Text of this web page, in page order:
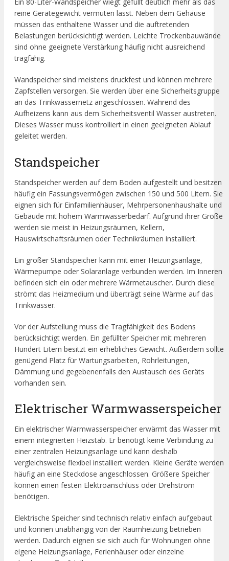
reine Gerätegewicht vermuten lässt. Neben dem Gehäuse
müssen das enthaltene Wasser und die auftretenden
Belastungen berücksichtigt werden. Leichte Trockenbauwände
sind ohne geeignete Verstärkung häufig nicht ausreichend
tragfähig.
Wandspeicher sind meistens druckfest und können mehrere
Zapfstellen versorgen. Sie werden über eine Sicherheitsgruppe
an das Trinkwassernetz angeschlossen. Während des
Aufheizens kann aus dem Sicherheitsventil Wasser austreten.
Dieses Wasser muss kontrolliert in einen geeigneten Ablauf
geleitet werden.
Standspeicher
Standspeicher werden auf dem Boden aufgestellt und besitzen
häufig ein Fassungsvermögen zwischen 150 und 500 Litern. Sie
eignen sich für Einfamilienhäuser, Mehrpersonenhaushalte und
Gebäude mit hohem Warmwasserbedarf. Aufgrund ihrer Größe
werden sie meist in Heizungsräumen, Kellern,
Hauswirtschaftsräumen oder Technikräumen installiert.
Ein großer Standspeicher kann mit einer Heizungsanlage,
Wärmepumpe oder Solaranlage verbunden werden. Im Inneren
befinden sich ein oder mehrere Wärmetauscher. Durch diese
strömt das Heizmedium und überträgt seine Wärme auf das
Trinkwasser.
Vor der Aufstellung muss die Tragfähigkeit des Bodens
berücksichtigt werden. Ein gefüllter Speicher mit mehreren
Hundert Litern besitzt ein erhebliches Gewicht. Außerdem sollte
genügend Platz für Wartungsarbeiten, Rohrleitungen,
Dämmung und gegebenenfalls den Austausch des Geräts
vorhanden sein.
Elektrischer Warmwasserspeicher
Ein elektrischer Warmwasserspeicher erwärmt das Wasser mit
einem integrierten Heizstab. Er benötigt keine Verbindung zu
einer zentralen Heizungsanlage und kann deshalb
vergleichsweise flexibel installiert werden. Kleine Geräte werden
häufig an eine Steckdose angeschlossen. Größere Speicher
können einen festen Elektroanschluss oder Drehstrom
benötigen.
Elektrische Speicher sind technisch relativ einfach aufgebaut
und können unabhängig von der Raumheizung betrieben
werden. Dadurch eignen sie sich auch für Wohnungen ohne
eigene Heizungsanlage, Ferienhäuser oder einzelne